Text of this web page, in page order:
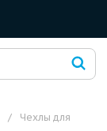
/
Чехлы для